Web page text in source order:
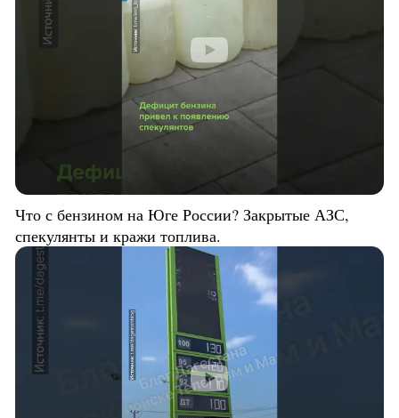
Что с бензином на Юге России? Закрытые АЗС,
спекулянты и кражи топлива.